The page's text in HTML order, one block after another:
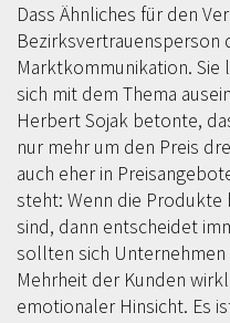
Dass Ähnliches für den
Bezirksvertrauensperson
Marktkommunikation.
sich mit dem Thema
Herbert Sojak betonte,
nur mehr um den Preis
auch eher in
steht: Wenn die Produkte
sind, dann entscheidet
sollten sich Unternehmen
Mehrheit der Kunden
emotionaler Hinsicht. Es